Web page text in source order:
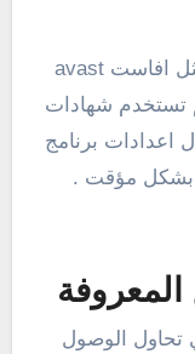
بعض برامج الحماية من الفيروسات مثل افاست avast
تستخدم شهادات
اعدادات برنامج
بشكل مؤقت .
المعروفة
تحاول الوصول